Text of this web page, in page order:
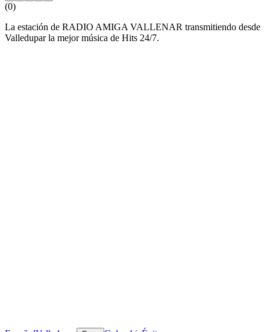
(0)
La estación de RADIO AMIGA VALLENAR transmitiendo desde
Valledupar la mejor música de Hits 24/7.